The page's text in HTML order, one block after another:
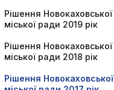
Рішення Новокаховської
міської ради 2019 рік
Рішення Новокаховської
міської ради 2018 рік
Рішення Новокаховської